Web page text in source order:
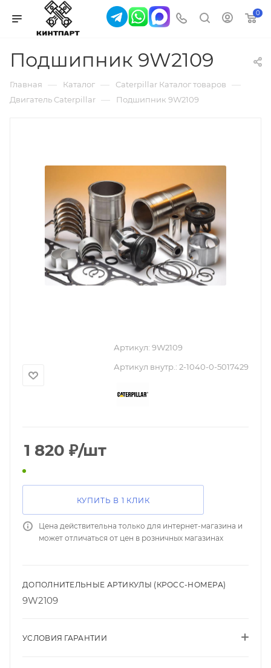
0
Подшипник 9W2109
Главная — Каталог — Caterpillar Каталог товаров —
Двигатель Caterpillar — Подшипник 9W2109
Артикул: 9W2109
Артикул внутр.: 2-1040-0-5017429
1 820 ₽/шт
КУПИТЬ В 1 КЛИК
Цена действительна только для интернет-магазина и
может отличаться от цен в розничных магазинах
ДОПОЛНИТЕЛЬНЫЕ АРТИКУЛЫ (КРОСС-НОМЕРА)
9W2109
УСЛОВИЯ ГАРАНТИИ